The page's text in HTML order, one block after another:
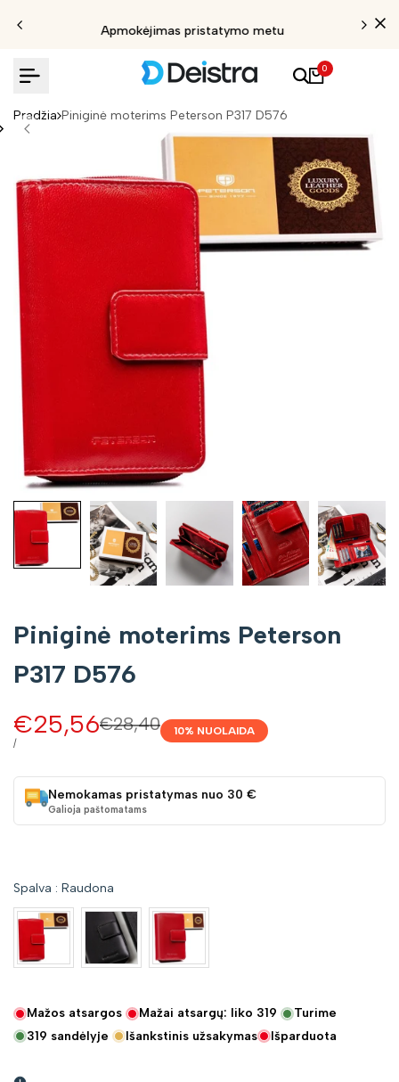
Apmokėjimas pristatymo metu
0
Pradžia Piniginė moterims Peterson P317 D576
Piniginė moterims Peterson
P317 D576
Įprasta
€28,40
Pardavimo
kaina
€25,56
VIENETO
/
10% NUOLAIDA
Nemokamas pristatymas nuo 30 €
Galioja paštomatams
Spalva : Raudona
Mažos atsargos Mažai atsargų: liko 319
Turime
319 sandėlyje Išankstinis užsakymas Išparduota